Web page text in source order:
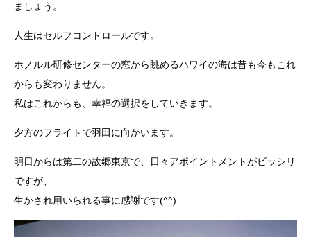
ましょう。
人生はセルフコントロールです。
ホノルル研修センターの窓から眺めるハワイの海は昔も今もこれ
からも変わりません。
私はこれからも、幸福の選択をしていきます。
夕方のフライトで羽田に向かいます。
明日からは第二の故郷東京で、日々アポイントメントがビッシリ
ですが、
生かされ用いられる事に感謝です(^^)